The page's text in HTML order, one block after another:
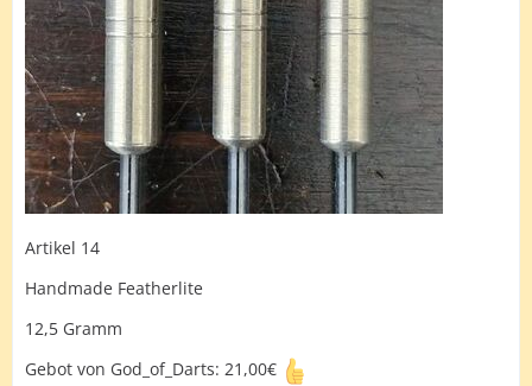
Artikel 14
Handmade Featherlite
12,5 Gramm
Gebot von God_of_Darts: 21,00€